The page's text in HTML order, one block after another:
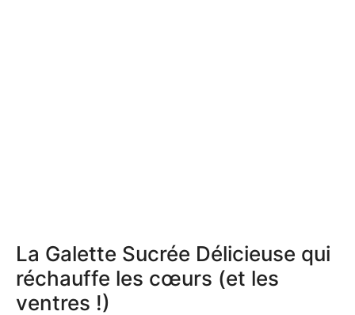
La Galette Sucrée Délicieuse qui
réchauffe les cœurs (et les
ventres !)